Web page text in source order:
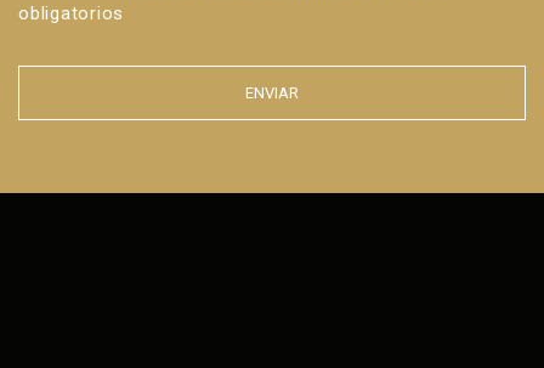
obligatorios
ENVIAR
formulario.